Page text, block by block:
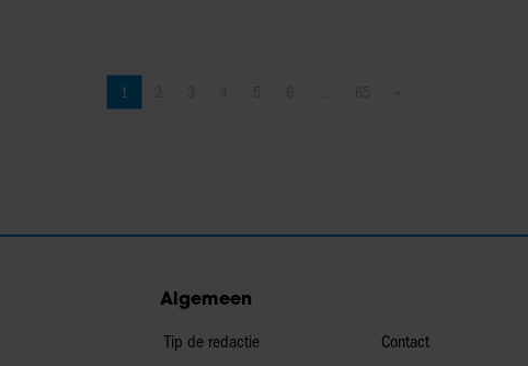
Pagina
1
Algemeen
Tip de redactie
Contact